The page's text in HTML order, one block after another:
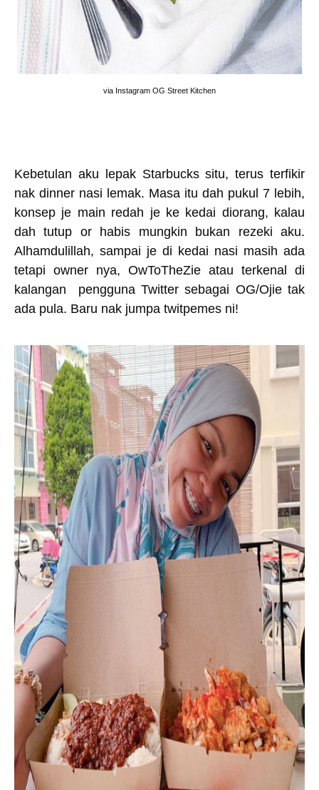
via Instagram OG Street Kitchen
Kebetulan aku lepak Starbucks situ, terus terfikir
nak dinner nasi lemak. Masa itu dah pukul 7 lebih,
konsep je main redah je ke kedai diorang, kalau
dah tutup or habis mungkin bukan rezeki aku.
Alhamdulillah, sampai je di kedai nasi masih ada
tetapi owner nya, OwToTheZie atau terkenal di
kalangan pengguna Twitter sebagai OG/Ojie tak
ada pula. Baru nak jumpa twitpemes ni!